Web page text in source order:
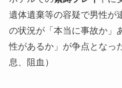
遺体遺棄等の容疑で男性が
の状況が「本当に事故か」
性があるか」が争点となっ
息、阻血）